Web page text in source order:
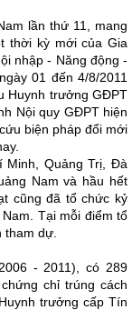
lần thứ 11, mang
thời kỳ mới của Gia
nhập - Năng động -
01 đến 4/8/2011
Huynh trưởng GĐPT
Nội quy GĐPT hiện
biện pháp đổi mới
Minh, Quảng Trị, Đà
Nam và hầu hết
cũng đã tổ chức kỷ
Tại mỗi điểm tổ
dự.
- 2011), có 289
chỉ trúng cách
trưởng cấp Tín